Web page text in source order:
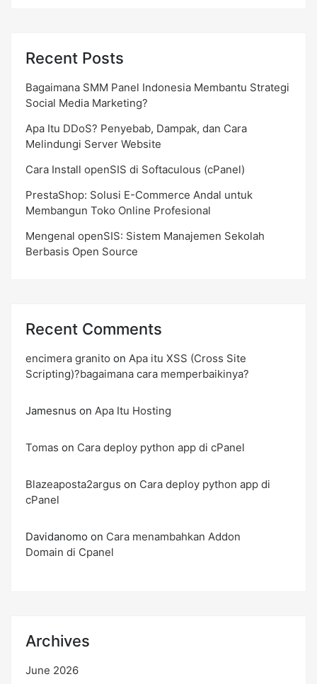
Recent Posts
Bagaimana SMM Panel Indonesia Membantu Strategi
Social Media Marketing?
Apa Itu DDoS? Penyebab, Dampak, dan Cara
Melindungi Server Website
Cara Install openSIS di Softaculous (cPanel)
PrestaShop: Solusi E-Commerce Andal untuk
Membangun Toko Online Profesional
Mengenal openSIS: Sistem Manajemen Sekolah
Berbasis Open Source
Recent Comments
encimera granito on Apa itu XSS (Cross Site
Scripting)?bagaimana cara memperbaikinya?
Jamesnus on Apa Itu Hosting
Tomas on Cara deploy python app di cPanel
Blazeaposta2argus on Cara deploy python app di
cPanel
Davidanomo on Cara menambahkan Addon
Domain di Cpanel
Archives
June 2026